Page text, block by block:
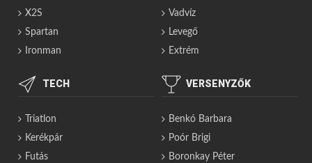
X2S
Spartan
Ironman
Vadvíz
Levegő
Extrém
TECH
Triatlon
Kerékpár
Futás
VERSENYZŐK
Benkó Barbara
Poór Brigi
Boronkay Péter